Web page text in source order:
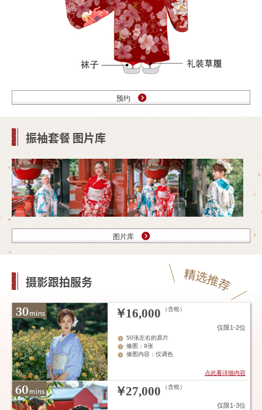
预约
振袖套餐 图片库
图片库
摄影跟拍服务
￥16,000 （含稅）
仅限1-2位
50张左右的原片
修图：9张
修图内容：仅调色
点此看详细内容
￥27,000 （含稅）
仅限1-3位